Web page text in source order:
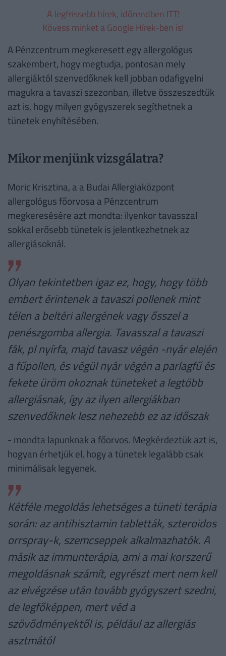
A legfrissebb hírek, időrendben ITT!
Kövess minket a Google Hírek-ben is!
A Pénzcentrum megkeresett egy allergológus
szakembert, hogy megtudja, pontosan mely
allergiáktól szenvedőknek kell jobban odafigyelni
magukra a tavaszi szezonban, illetve összeszedtük
azt is, hogy milyen gyógyszerek segíthetnek a
tünetek enyhítésében.
Mikor menjünk vizsgálatra?
Moric Krisztina, a a Budai Allergiaközpont
allergológus főorvosa a Pénzcentrum
megkeresésére azt mondta: ilyenkor tavasszal
sokkal erősebb tünetek is jelentkezhetnek az
allergiásoknál.
Olyan tekintetben igaz ez, hogy, hogy több
embert érintenek a tavaszi pollenek mint
télen a beltéri allergének vagy ősszel a
penészgomba allergia. Tavasszal a tavaszi
fák, pl nyírfa, majd tavasz végén -nyár elején
a fűpollen, és végül nyár végén a parlagfű és
fekete üröm okoznak tüneteket a legtöbb
allergiásnak, így az ilyen allergiákban
szenvedőknek lesz nehezebb ez az időszak
- mondta lapunknak a főorvos. Megkérdeztük azt is,
hogyan érhetjük el, hogy a tünetek legalább csak
minimálisak legyenek.
Kétféle megoldás lehetséges a tüneti terápia
során: az antihisztamin tabletták, szteroidos
orrspray-k, szemcseppek alkalmazhatók. A
másik az immunterápia, ami a mai korszerű
megoldásnak számít, egyrészt mert nem kell
az elvégzése után tovább gyógyszert szedni,
de legfőképpen, mert véd a
szövődményektől is, például az allergiás
asztmától